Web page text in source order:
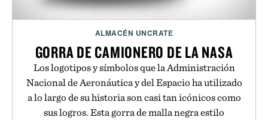
ALMACÉN UNCRATE
GORRA DE CAMIONERO DE LA NASA
Los logotipos y símbolos que la Administración
Nacional de Aeronáutica y del Espacio ha utilizado
a lo largo de su historia son casi tan icónicos como
sus logros. Esta gorra de malla negra estilo